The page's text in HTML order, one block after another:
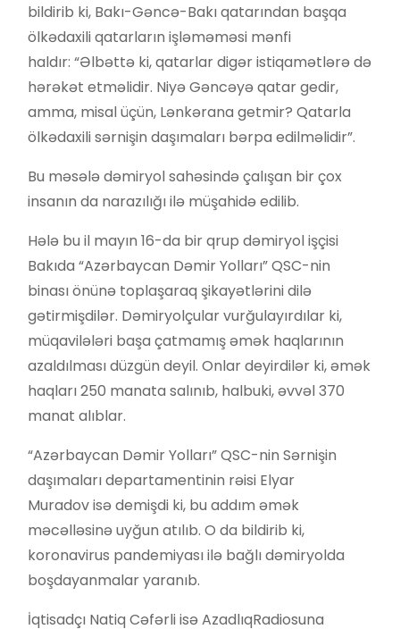
bildirib ki, Bakı-Gəncə-Bakı qatarından başqa
ölkədaxili qatarların işləməməsi mənfi
haldır: “Əlbəttə ki, qatarlar digər istiqamətlərə də
hərəkət etməlidir. Niyə Gəncəyə qatar gedir,
amma, misal üçün, Lənkərana getmir? Qatarla
ölkədaxili sərnişin daşımaları bərpa edilməlidir”.
Bu məsələ dəmiryol sahəsində çalışan bir çox
insanın da narazılığı ilə müşahidə edilib.
Hələ bu il mayın 16-da bir qrup dəmiryol işçisi
Bakıda “Azərbaycan Dəmir Yolları” QSC-nin
binası önünə toplaşaraq şikayətlərini dilə
gətirmişdilər. Dəmiryolçular vurğulayırdılar ki,
müqavilələri başa çatmamış əmək haqlarının
azaldılması düzgün deyil. Onlar deyirdilər ki, əmək
haqları 250 manata salınıb, halbuki, əvvəl 370
manat alıblar.
“Azərbaycan Dəmir Yolları” QSC-nin Sərnişin
daşımaları departamentinin rəisi Elyar
Muradov isə demişdi ki, bu addım əmək
məcəlləsinə uyğun atılıb. O da bildirib ki,
koronavirus pandemiyası ilə bağlı dəmiryolda
boşdayanmalar yaranıb.
İqtisadçı Natiq Cəfərli isə AzadlıqRadiosuna